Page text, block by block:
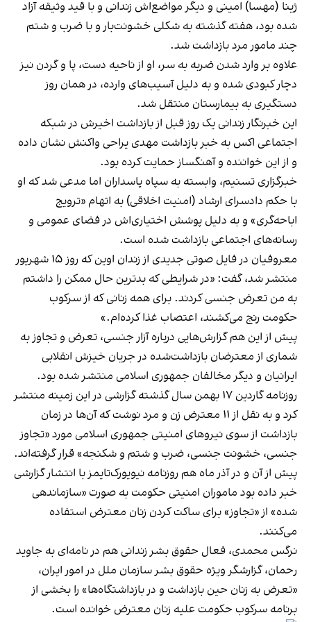
ژینا (مهسا) امینی و دیگر مواضع‌اش زندانی و با قید وثیقه آزاد
شده بود، هفته گذشته به شکلی خشونت‌بار و با ضرب و شتم
چند مامور مرد بازداشت شد.
علاوه بر وارد شدن ضربه به سر، او از ناحیه دست، پا و گردن نیز
دچار کبودی شده و به دلیل آسیب‌های وارده، در همان روز
دستگیری به بیمارستان منتقل شد.
این خبرنگار زندانی یک روز قبل از بازداشت اخیرش در شبکه
اجتماعی اکس به خبر بازداشت مهدی یراحی واکنش نشان داده
و از این خواننده و آهنگساز حمایت کرده بود.
خبرگزاری تسنیم، وابسته به سپاه پاسداران اما مدعی شد که او
با حکم دادسرای ارشاد (امنیت اخلاقی) به اتهام «ترویج
اباحه‌گری» و به دلیل پوشش اختیاری‌اش در فضای عمومی و
رسانه‌های اجتماعی بازداشت شده است.
معروفیان در فایل صوتی جدیدی از زندان اوین که روز ۱۵ شهریور
منتشر شد، گفت: «در شرایطی که بدترین حال ممکن را داشتم
به من تعرض جنسی کردند. برای همه زنانی که از سرکوب
حکومت رنج می‌کشند، اعتصاب غذا کرده‌ام.»
پیش‌ از این هم گزارش‌هایی درباره آزار جنسی، تعرض و تجاوز به
شماری از معترضان بازداشت‌شده در جریان خیزش انقلابی
ایرانیان و دیگر مخالفان جمهوری اسلامی منتشر شده بود.
روزنامه گاردین ۱۷ بهمن سال گذشته گزارشی در این زمینه منتشر
کرد و به نقل از ۱۱ معترض زن و مرد نوشت که آن‌ها در زمان
بازداشت از سوی نیروهای امنیتی جمهوری اسلامی مورد «تجاوز
جنسی، خشونت جنسی، ضرب و شتم و شکنجه» قرار گرفته‌اند.
پیش از آن و در آذر ماه هم روزنامه نیویورک‌تایمز با انتشار گزارشی
خبر داده بود ماموران امنیتی حکومت به صورت «سازماندهی‌
شده» از «تجاوز» برای ساکت کردن زنان معترض استفاده
می‌کنند.
نرگس محمدی، فعال حقوق بشر زندانی هم در نامه‌ای به جاوید
رحمان، گزارشگر ویژه حقوق بشر سازمان ملل در امور ایران،
«تعرض به زنان حین بازداشت و در بازداشتگاه‌ها» را بخشی از
برنامه سرکوب حکومت علیه زنان معترض خوانده است.